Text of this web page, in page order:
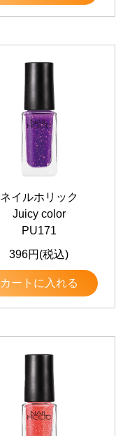
ネイルホリック
Juicy color
PU171
396円(税込)
カートに入れる